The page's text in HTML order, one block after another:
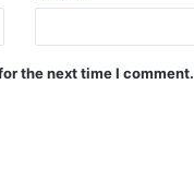
the next time I comment.